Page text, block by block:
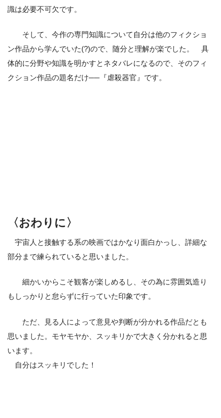
識は必要不可欠です。
そして、今作の専門知識について自分は他のフィクショ
ン作品から学んでいた(?)ので、随分と理解が楽でした。 具
体的に分野や知識を明かすとネタバレになるので、そのフィ
クション作品の題名だけ──『虐殺器官』です。
〈おわりに〉
宇宙人と接触する系の映画ではかなり面白かっし、詳細な
部分まで練られていると思いました。
細かいからこそ観客が楽しめるし、その為に雰囲気造り
もしっかりと怠らずに行っていた印象です。
ただ、見る人によって意見や判断が分かれる作品だとも
思いました。モヤモヤか、スッキリかで大きく分かれると思
います。
自分はスッキリでした！